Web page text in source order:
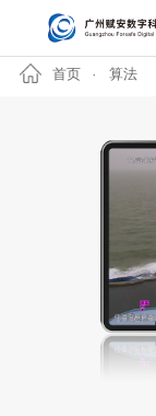
首页 算法